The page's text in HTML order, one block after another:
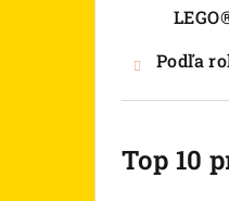
Podľa
Top 10